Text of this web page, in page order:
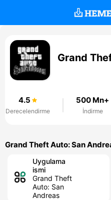
Grand
4.5
Derecelendirme
500 Mn+
İndirme
Grand Theft Auto: San
Uygulama
ismi
Grand Theft
Auto: San
Andreas